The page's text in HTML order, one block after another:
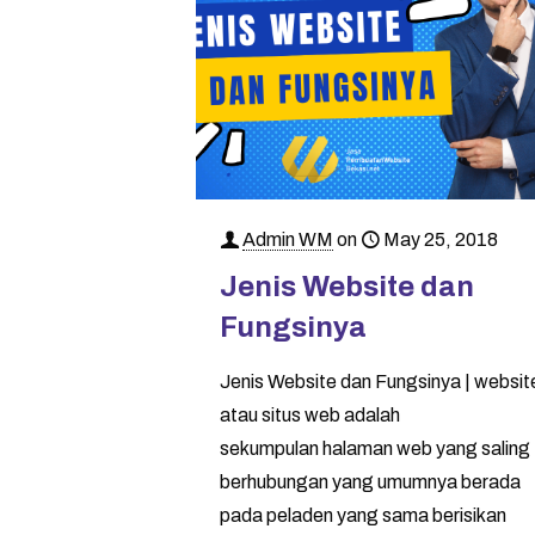
Admin WM on May 25, 2018
Jenis Website dan
Fungsinya
Jenis Website dan Fungsinya |
atau situs web adalah
sekumpulan halaman web yang saling
berhubungan yang umumnya berada
pada peladen yang sama berisikan